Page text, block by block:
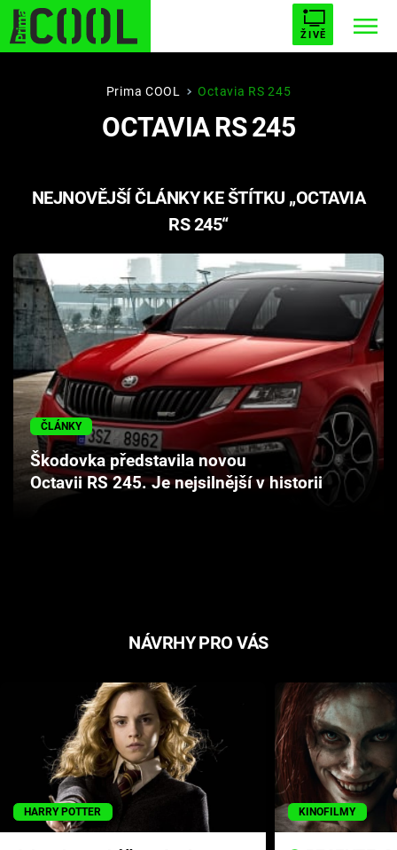
ŽIVĚ
STARHOUSE BUFFY, PŘEMOŽITELKA UPÍRŮ
PLNEJ KOTEL AVENGERS 5
Filmy
Seriály
Hry
Cool Esport
Pořady
Prima COOL Octavia RS 245
OCTAVIA RS 245
NEJNOVĚJŠÍ ČLÁNKY KE ŠTÍTKU „OCTAVIA
RS 245“
ČLÁNKY
Škodovka představila novou
Octavii RS 245. Je nejsilnější v historii
NÁVRHY PRO VÁS
HARRY POTTER KINOFILMY